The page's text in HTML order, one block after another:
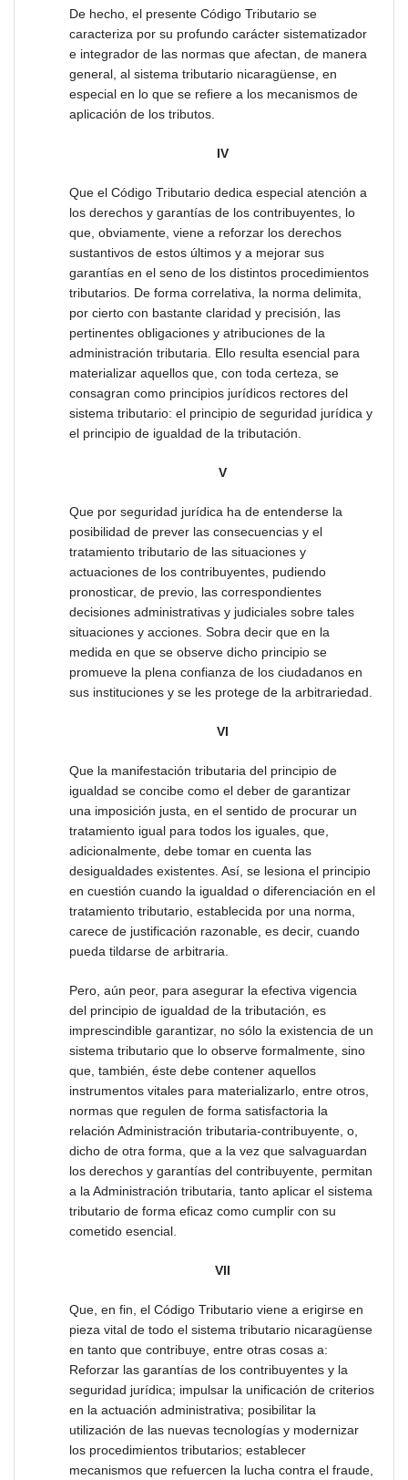
De hecho, el presente Código Tributario se
caracteriza por su profundo carácter sistematizador
e integrador de las normas que afectan, de manera
general, al sistema tributario nicaragüense, en
especial en lo que se refiere a los mecanismos de
aplicación de los tributos.
IV
Que el Código Tributario dedica especial atención a
los derechos y garantías de los contribuyentes, lo
que, obviamente, viene a reforzar los derechos
sustantivos de estos últimos y a mejorar sus
garantías en el seno de los distintos procedimientos
tributarios. De forma correlativa, la norma delimita,
por cierto con bastante claridad y precisión, las
pertinentes obligaciones y atribuciones de la
administración tributaria. Ello resulta esencial para
materializar aquellos que, con toda certeza, se
consagran como principios jurídicos rectores del
sistema tributario: el principio de seguridad jurídica y
el principio de igualdad de la tributación.
V
Que por seguridad jurídica ha de entenderse la
posibilidad de prever las consecuencias y el
tratamiento tributario de las situaciones y
actuaciones de los contribuyentes, pudiendo
pronosticar, de previo, las correspondientes
decisiones administrativas y judiciales sobre tales
situaciones y acciones. Sobra decir que en la
medida en que se observe dicho principio se
promueve la plena confianza de los ciudadanos en
sus instituciones y se les protege de la arbitrariedad.
VI
Que la manifestación tributaria del principio de
igualdad se concibe como el deber de garantizar
una imposición justa, en el sentido de procurar un
tratamiento igual para todos los iguales, que,
adicionalmente, debe tomar en cuenta las
desigualdades existentes. Así, se lesiona el principio
en cuestión cuando la igualdad o diferenciación en el
tratamiento tributario, establecida por una norma,
carece de justificación razonable, es decir, cuando
pueda tildarse de arbitraria.
Pero, aún peor, para asegurar la efectiva vigencia
del principio de igualdad de la tributación, es
imprescindible garantizar, no sólo la existencia de un
sistema tributario que lo observe formalmente, sino
que, también, éste debe contener aquellos
instrumentos vitales para materializarlo, entre otros,
normas que regulen de forma satisfactoria la
relación Administración tributaria-contribuyente, o,
dicho de otra forma, que a la vez que salvaguardan
los derechos y garantías del contribuyente, permitan
a la Administración tributaria, tanto aplicar el sistema
tributario de forma eficaz como cumplir con su
cometido esencial.
VII
Que, en fin, el Código Tributario viene a erigirse en
pieza vital de todo el sistema tributario nicaragüense
en tanto que contribuye, entre otras cosas a:
Reforzar las garantías de los contribuyentes y la
seguridad jurídica; impulsar la unificación de criterios
en la actuación administrativa; posibilitar la
utilización de las nuevas tecnologías y modernizar
los procedimientos tributarios; establecer
mecanismos que refuercen la lucha contra el fraude,